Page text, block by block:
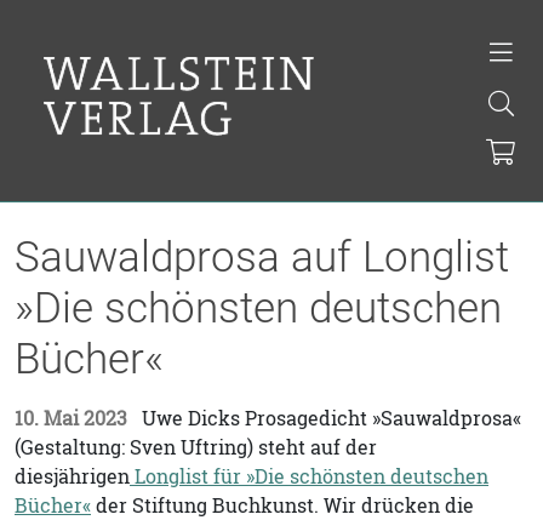
Sauwaldprosa auf Longlist
»Die schönsten deutschen
Bücher«
10. Mai 2023 Uwe Dicks Prosagedicht »Sauwaldprosa«
(Gestaltung: Sven Uftring) steht auf der
diesjährigenLonglist für »Die schönsten deutschen
Bücher«der Stiftung Buchkunst. Wir drücken die